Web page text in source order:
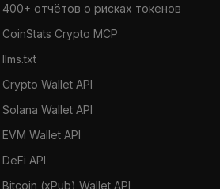
400+ отчётов о рисках токенов
CoinStats Crypto MCP
llms.txt
Crypto Wallet API
Solana Wallet API
EVM Wallet API
DeFi API
Bitcoin (xPub) Wallet API